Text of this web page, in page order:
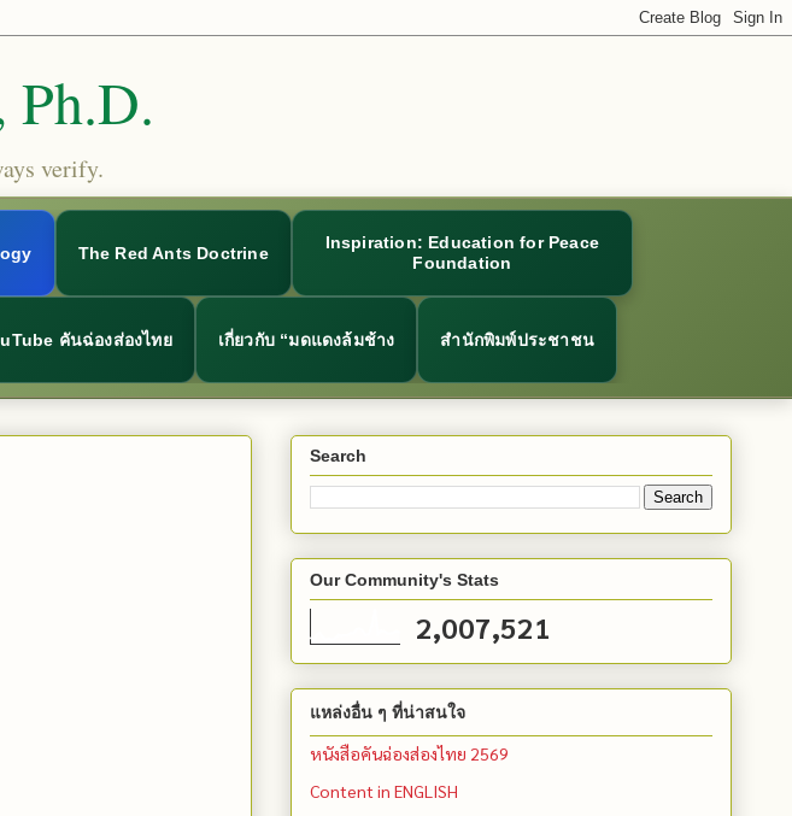
Ph.D.
verify.
The Red Ants Doctrine
Inspiration: Education for Peace
Foundation
คันฉ่องส่องไทย เกี่ยวกับ “มดแดงล้มช้าง สำนักพิมพ์ประชาชน
Search
Our Community's Stats
2,007,521
แหล่งอื่น ๆ ที่น่าสนใจ
หนังสือคันฉ่องส่องไทย 2569
Content in ENGLISH